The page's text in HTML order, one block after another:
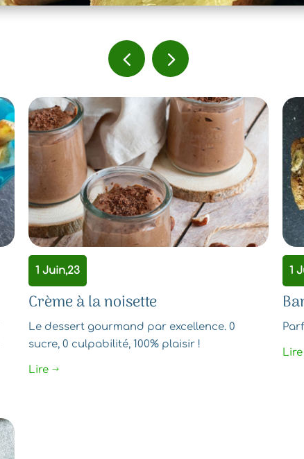
1 Juin,23
Crème à la noisette
Le dessert gourmand par excellence. 0
sucre, 0 culpabilité, 100% plaisir !
Lire $
1
Lire